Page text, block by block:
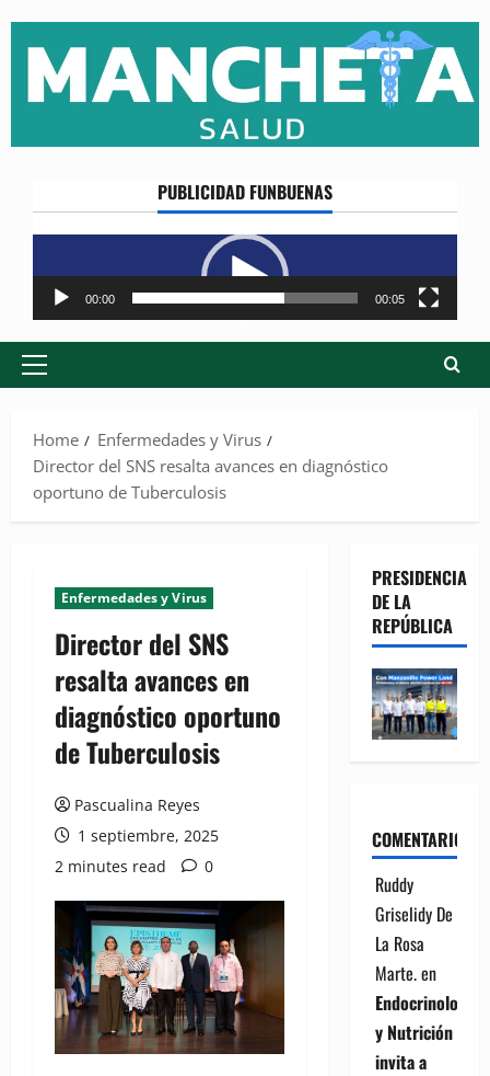
content
PUBLICIDAD FUNBUENAS
Reproductor
de
vídeo
00:00 00:05
Primary
Home
Enfermedades y Virus
Director del SNS resalta avances en diagnóstico
oportuno de Tuberculosis
Enfermedades y Virus
Director del SNS
resalta avances en
diagnóstico oportuno
de Tuberculosis
Pascualina Reyes
1 septiembre, 2025
2 minutes read
0
PRESIDENCIA
DE LA
REPÚBLICA
COMENTARIOS
Ruddy
Griselidy De
La Rosa
Marte.en
Endocrinología
y Nutrición
invita a